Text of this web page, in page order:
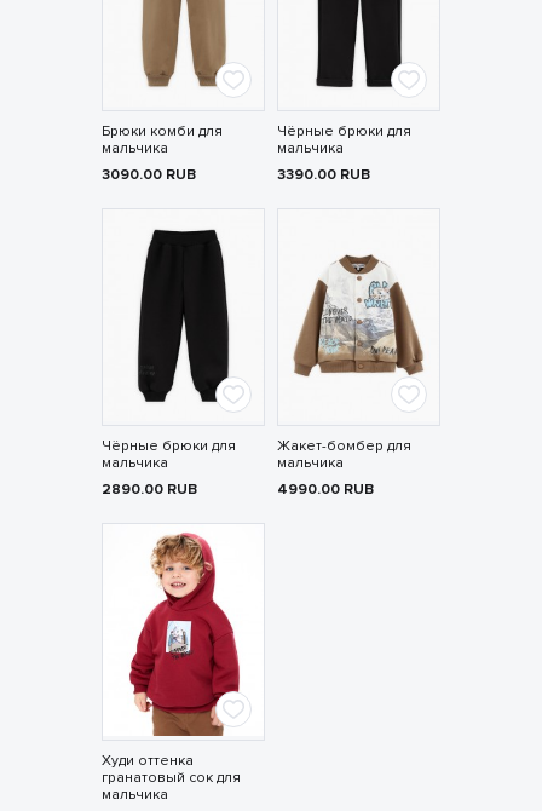
Брюки комби для
мальчика
3090.00 RUB
Чёрные брюки для
мальчика
3390.00 RUB
Чёрные брюки для
мальчика
2890.00 RUB
Жакет-бомбер для
мальчика
4990.00 RUB
Худи оттенка
гранатовый сок для
мальчика